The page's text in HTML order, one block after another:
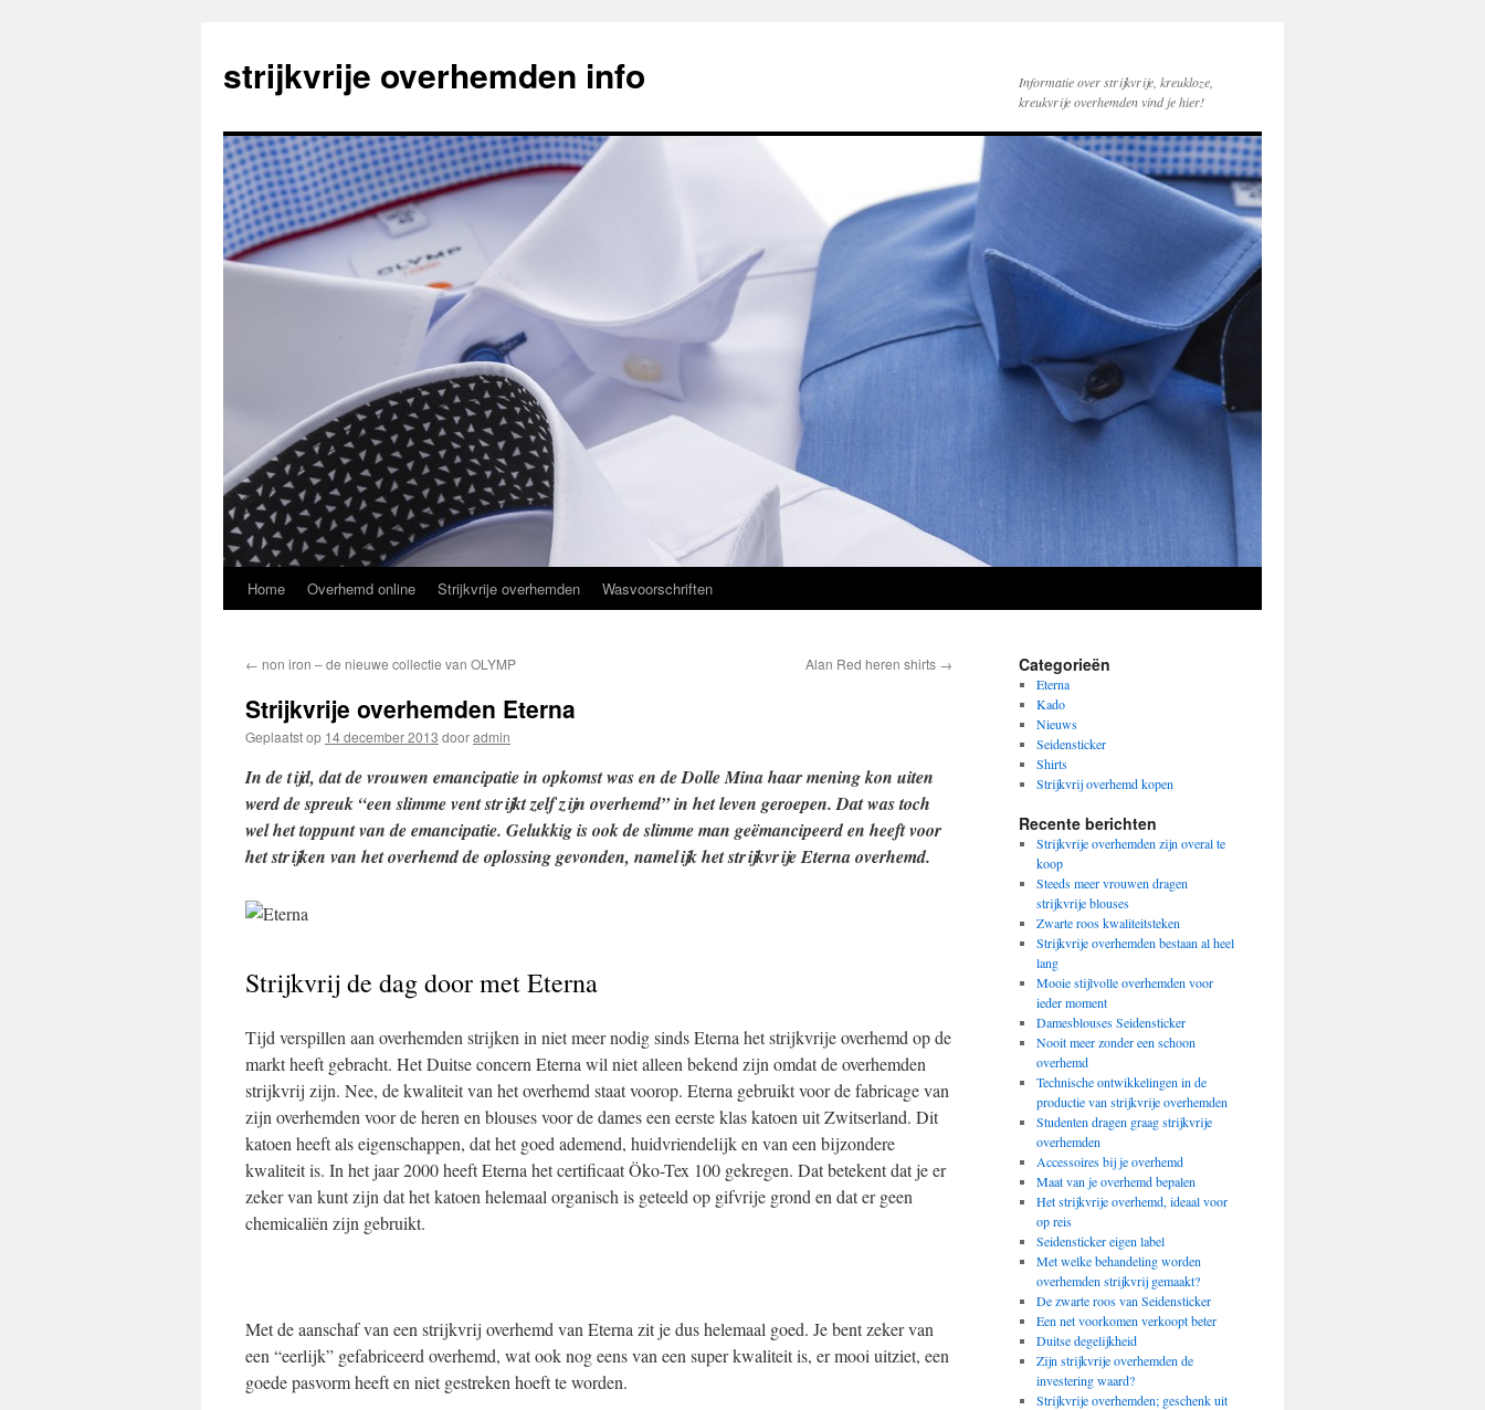
strijkvrije overhemden info
Informatie over strijkvrije, kreukloze,
kreukvrije overhemden vind je hier!
Spring
inhoud
Home Overhemd online Strijkvrije overhemden Wasvoorschriften
← non iron – de nieuwe collectie van OLYMP Alan Red heren shirts →
Strijkvrije overhemden Eterna
Geplaatst op 14 december 2013 dooradmin
In de tijd, dat de vrouwen emancipatie in opkomst was en de Dolle Mina haar mening kon uiten
werd de spreuk “een slimme vent strijkt zelf zijn overhemd” in het leven geroepen. Dat was toch
wel het toppunt van de emancipatie. Gelukkig is ook de slimme man geëmancipeerd en heeft voor
het strijken van het overhemd de oplossing gevonden, namelijk het strijkvrije Eterna overhemd.
Strijkvrij de dag door met Eterna
Tijd verspillen aan overhemden strijken in niet meer nodig sinds Eterna het strijkvrije overhemd op de
markt heeft gebracht. Het Duitse concern Eterna wil niet alleen bekend zijn omdat de overhemden
strijkvrij zijn. Nee, de kwaliteit van het overhemd staat voorop. Eterna gebruikt voor de fabricage van
zijn overhemden voor de heren en blouses voor de dames een eerste klas katoen uit Zwitserland. Dit
katoen heeft als eigenschappen, dat het goed ademend, huidvriendelijk en van een bijzondere
kwaliteit is. In het jaar 2000 heeft Eterna het certificaat Öko-Tex 100 gekregen. Dat betekent dat je er
zeker van kunt zijn dat het katoen helemaal organisch is geteeld op gifvrije grond en dat er geen
chemicaliën zijn gebruikt.
Met de aanschaf van een strijkvrij overhemd van Eterna zit je dus helemaal goed. Je bent zeker van
een “eerlijk” gefabriceerd overhemd, wat ook nog eens van een super kwaliteit is, er mooi uitziet, een
goede pasvorm heeft en niet gestreken hoeft te worden.
Categorieën
Eterna
Kado
Nieuws
Seidensticker
Shirts
Strijkvrij overhemd kopen
Recente berichten
Strijkvrije overhemden zijn overal te
koop
Steeds meer vrouwen dragen
strijkvrije blouses
Zwarte roos kwaliteitsteken
Strijkvrije overhemden bestaan al heel
lang
Mooie stijlvolle overhemden voor
ieder moment
Damesblouses Seidensticker
Nooit meer zonder een schoon
overhemd
Technische ontwikkelingen in de
productie van strijkvrije overhemden
Studenten dragen graag strijkvrije
overhemden
Accessoires bij je overhemd
Maat van je overhemd bepalen
Het strijkvrije overhemd, ideaal voor
op reis
Seidensticker eigen label
Met welke behandeling worden
overhemden strijkvrij gemaakt?
De zwarte roos van Seidensticker
Een net voorkomen verkoopt beter
Duitse degelijkheid
Zijn strijkvrije overhemden de
investering waard?
Strijkvrije overhemden; geschenk uit